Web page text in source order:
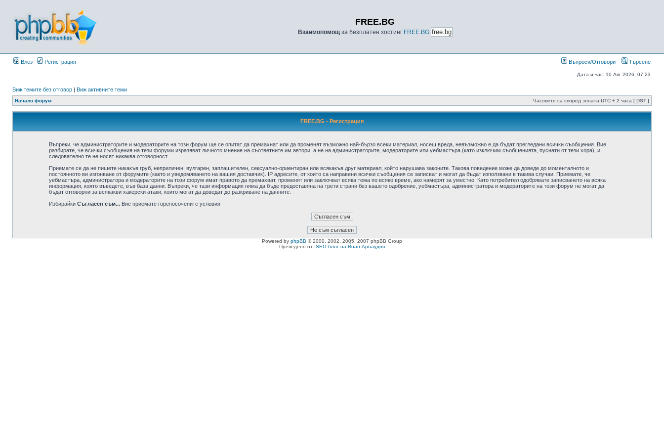
FREE.BG
Взаимопомощза безплатен хостинг FREE.BG
Влез Регистрация Въпроси/Отговори Търсене
Дата и час: 10 Авг 2026, 07:23
Виж темите без отговор | Виж активните теми
Начало форум Часовете са според зоната UTC + 2 часа [ DST ]
FREE.BG - Регистрация
Въпреки, че администраторите и модераторите на този форум ще се опитат да премахнат или да променят възможно най-бързо всеки материал, носещ вреда, невъзможно е да бъдат прегледани всички съобщения. Вие
разбирате, че всички съобщения на тези форуми изразяват личното мнение на съответните им автори, а не на администраторите, модераторите или уебмастъра (като изключим съобщенията, пуснати от тези хора), и
следователно те не носят никаква отговорност.
Приемате се да не пишете никакъв груб, неприличен, вулгарен, заплашителен, сексуално-ориентиран или всякакъв друг материал, който нарушава законите. Такова поведение може да доведе до моменталното и
постоянното ви изгонване от форумите (както и уведомяването на вашия доставчик). IP адресите, от които са направени всички съобщения се записват и могат да бъдат използвани в такива случаи. Приемате, че
уебмастъра, администратора и модераторите на този форум имат правото да премахват, променят или заключват всяка тема по всяко време, ако намерят за уместно. Като потребител одобрявате записването на всяка
информация, която въведете, във база данни. Въпреки, че тази информация няма да бъде предоставяна на трети страни без вашето одобрение, уебмастъра, администратора и модераторите на този форум не могат да
бъдат отговорни за всякакви хакерски атаки, които могат да доведат до разкриване на данните.
Избирайки Съгласен съм...Вие приемате горепосочените условия
Powered by phpBB © 2000, 2002, 2005, 2007 phpBB Group
Преведено от: SEO блог на Йоан Арнаудов